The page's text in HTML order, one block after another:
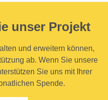
unser Projekt
und erweitern können,
ab. Wenn Sie unsere
Sie uns mit Ihrer
Spende.